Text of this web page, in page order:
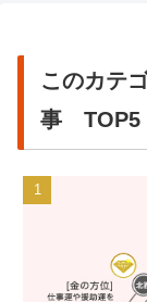
このカテ
事 TOP5